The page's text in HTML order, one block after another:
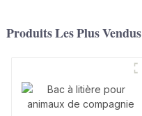
Produits Les Plus Vendus